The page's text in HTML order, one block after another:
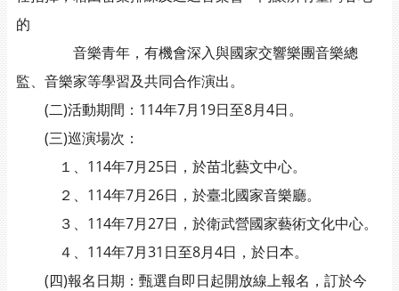
的
音樂青年，有機會深入與國家交響樂團音樂總
監、音樂家等學習及共同合作演出。
(二)活動期間：114年7月19日至8月4日。
(三)巡演場次：
１、114年7月25日，於苗北藝文中心。
２、114年7月26日，於臺北國家音樂廳。
３、114年7月27日，於衛武營國家藝術文化中心。
４、114年7月31日至8月4日，於日本。
(四)報名日期：甄選自即日起開放線上報名，訂於今